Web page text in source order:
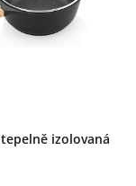
tepelně izolovaná